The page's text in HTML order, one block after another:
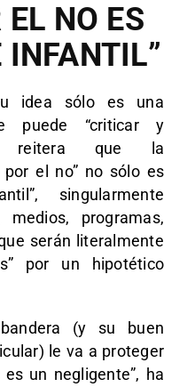
EL NO ES
INFANTIL”
idea sólo es una
puede “criticar y
reitera que la
por el no” no sólo es
singularmente
programas,
serán literalmente
por un hipotético
(y su buen
le va a proteger
un negligente”, ha